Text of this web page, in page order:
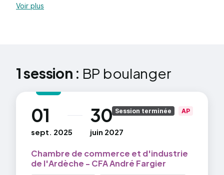
pour ceux qui ne poursuivent pas leurs études,
2023-2024 et 2023-2024/MESR InserSup données
Voir plus
1 session : BP boulanger
01
sept. 2025
au 30
juin 2027
Chambre de commerce et d'industrie
de l'Ardèche - CFA André Fargier
Session terminée AP